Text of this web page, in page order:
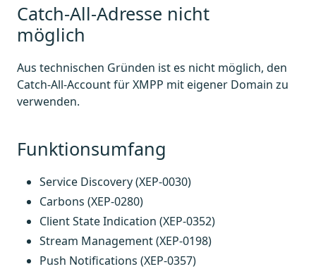
Catch-All-Adresse nicht
möglich
Aus technischen Gründen ist es nicht möglich, den
Catch-All-Account für XMPP mit eigener Domain zu
verwenden.
Funktionsumfang
Service Discovery (XEP-0030)
Carbons (XEP-0280)
Client State Indication (XEP-0352)
Stream Management (XEP-0198)
Push Notifications (XEP-0357)